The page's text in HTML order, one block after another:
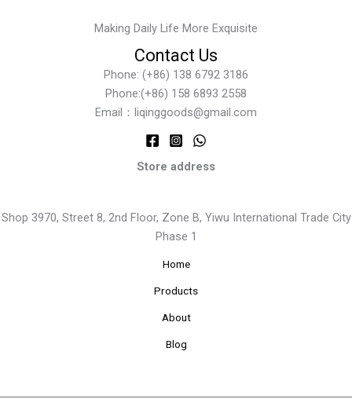
Making Daily Life More Exquisite
Contact Us
Phone: (+86) 138 6792 3186
Phone:(+86) 158 6893 2558
Email：liqinggoods@gmail.com
Store address
Shop 3970, Street 8, 2nd Floor, Zone B, Yiwu International Trade City
Phase 1
Home
Products
About
Blog